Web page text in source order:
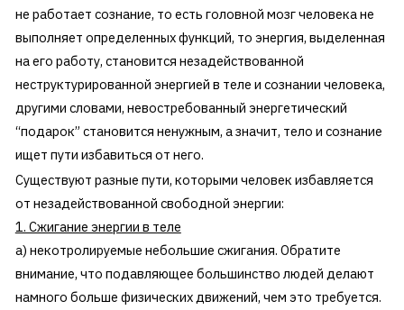
не работает сознание, то есть головной мозг человека не
выполняет определенных функций, то энергия, выделенная
на его работу, становится незадействованной
неструктурированной энергией в теле и сознании человека,
другими словами, невостребованный энергетический
“подарок” становится ненужным, а значит, тело и сознание
ищет пути избавиться от него.
Существуют разные пути, которыми человек избавляется
от незадействованной свободной энергии:
1. Сжигание энергии в теле
а) некотролируемые небольшие сжигания. Обратите
внимание, что подавляющее большинство людей делают
намного больше физических движений, чем это требуется.